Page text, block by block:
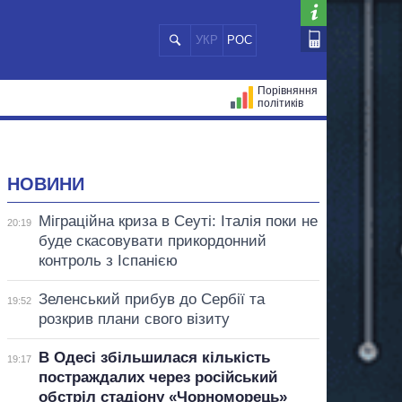
УКР РОС
Порівняння
політиків
НОВИНИ
20:19
Міграційна криза в Сеуті: Італія поки не
буде скасовувати прикордонний
контроль з Іспанією
19:52
Зеленський прибув до Сербії та
розкрив плани свого візиту
19:17
В Одесі збільшилася кількість
постраждалих через російський
обстріл стадіону «Чорноморець»